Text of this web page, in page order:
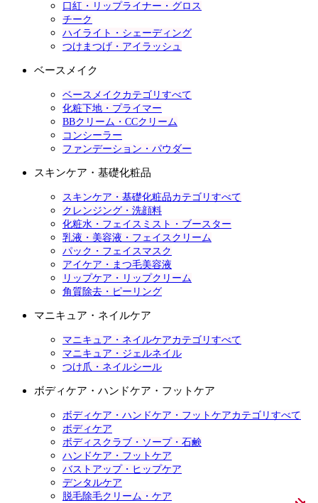
口紅・リップライナー・グロス
チーク
ハイライト・シェーディング
つけまつげ・アイラッシュ
ベースメイク
ベースメイクカテゴリすべて
化粧下地・プライマー
BBクリーム・CCクリーム
コンシーラー
ファンデーション・パウダー
スキンケア・基礎化粧品
スキンケア・基礎化粧品カテゴリすべて
クレンジング・洗顔料
化粧水・フェイスミスト・ブースター
乳液・美容液・フェイスクリーム
パック・フェイスマスク
アイケア・まつ毛美容液
リップケア・リップクリーム
角質除去・ピーリング
マニキュア・ネイルケア
マニキュア・ネイルケアカテゴリすべて
マニキュア・ジェルネイル
つけ爪・ネイルシール
ボディケア・ハンドケア・フットケア
ボディケア・ハンドケア・フットケアカテゴリすべて
ボディケア
ボディスクラブ・ソープ・石鹸
ハンドケア・フットケア
バストアップ・ヒップケア
デンタルケア
脱毛除毛クリーム・ケア